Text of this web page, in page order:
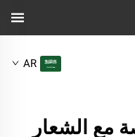
AR
مع الشعار